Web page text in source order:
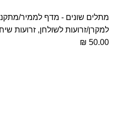
מתלים שונים - מדף לממיר/
למקרן/זרועות לשולחן, זרועות שיח
₪ 50.00